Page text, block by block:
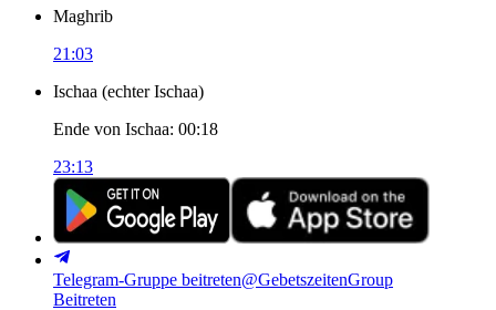
Maghrib
21:03
Ischaa (echter Ischaa)
Ende von Ischaa: 00:18
23:13
Telegram-Gruppe beitreten@GebetszeitenGroup
Beitreten